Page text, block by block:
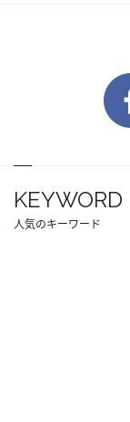
KEYWORD
人気のキーワード